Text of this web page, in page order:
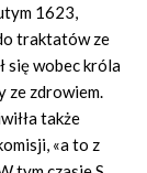
1623,
traktatów ze
się wobec króla
ze zdrowiem.
także
«a to z